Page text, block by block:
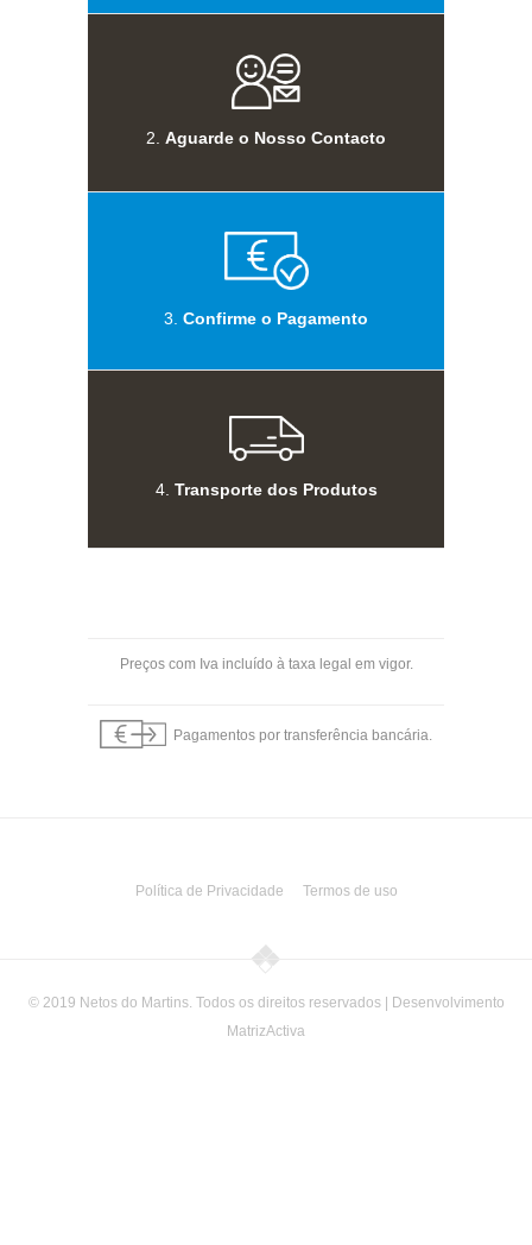
2. Aguarde o Nosso Contacto
3. Confirme o Pagamento
4. Transporte dos Produtos
Preços com Iva incluído à taxa legal em vigor.
Pagamentos por transferência bancária.
Política de Privacidade Termos de uso
© 2019 Netos do Martins. Todos os direitos reservados | Desenvolvimento
MatrizActiva